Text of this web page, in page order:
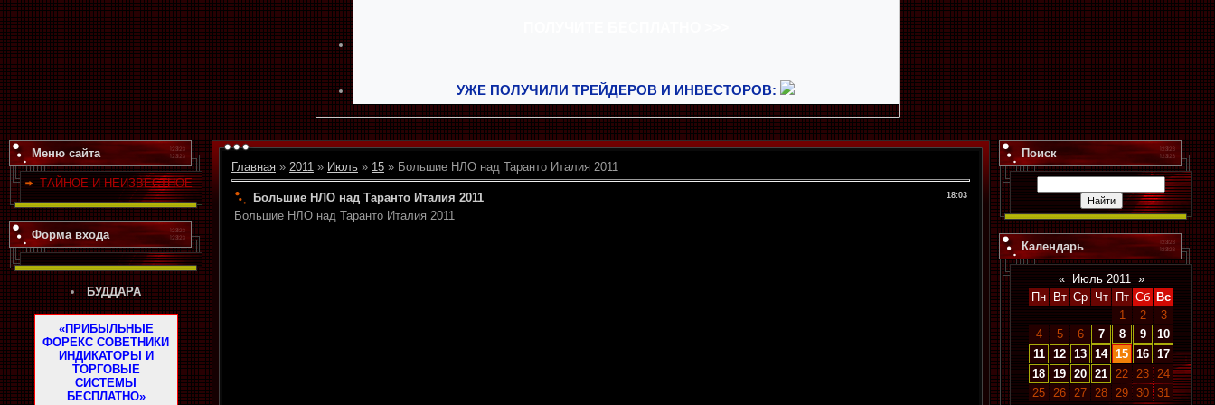
УЖЕ ПОЛУЧИЛИ ТРЕЙДЕРОВ И ИНВЕСТОРОВ:
Меню сайта
ТАЙНОЕ И НЕИЗВЕСТНОЕ
Форма входа
БУДДАРА
«ПРИБЫЛЬНЫЕ
ФОРЕКС СОВЕТНИКИ
ИНДИКАТОРЫ И
ТОРГОВЫЕ
СИСТЕМЫ
БЕСПЛАТНО»
Главная » 2011 » Июль » 15 » Большие НЛО над Таранто Италия 2011
18:03
Большие НЛО над Таранто Италия 2011
Большие НЛО над Таранто Италия 2011
Поиск
Календарь
« Июль 2011
»
Пн Вт Ср Чт Пт Сб Вс
1
2
3
4
5 6 7 8 9
10
11
12 13 14 15 16 17
18 19 20 21 22 23
24
25
26 27 28 29 30 31